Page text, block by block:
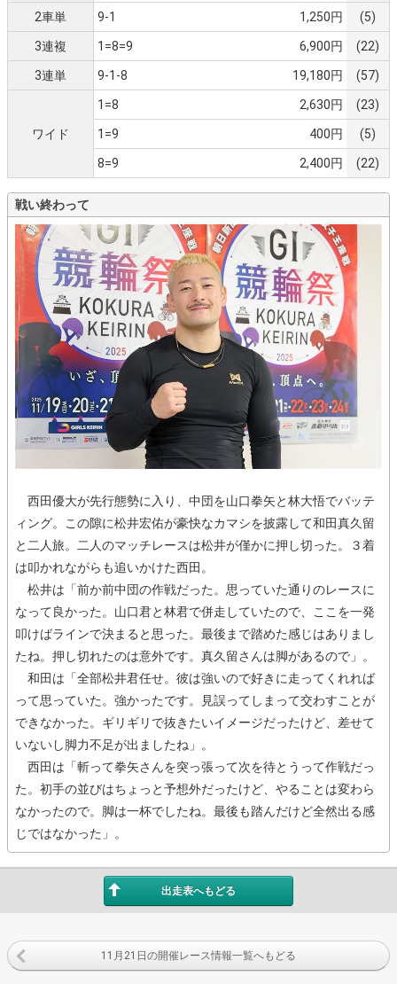
2車単 9-1 1,250円 (5)
3連複 1=8=9 6,900円 (22)
3連単 9-1-8 19,180円 (57)
ワイド
1=8 2,630円 (23)
1=9 400円 (5)
8=9 2,400円 (22)
戦い終わって
西田優大が先行態勢に入り、中団を山口拳矢と林大悟でバッテ
ィング。この隙に松井宏佑が豪快なカマシを披露して和田真久留
と二人旅。二人のマッチレースは松井が僅かに押し切った。３着
は叩かれながらも追いかけた西田。
松井は「前か前中団の作戦だった。思っていた通りのレースに
なって良かった。山口君と林君で併走していたので、ここを一発
叩けばラインで決まると思った。最後まで踏めた感じはありまし
たね。押し切れたのは意外です。真久留さんは脚があるので」。
和田は「全部松井君任せ。彼は強いので好きに走ってくれれば
って思っていた。強かったです。見誤ってしまって交わすことが
できなかった。ギリギリで抜きたいイメージだったけど、差せて
いないし脚力不足が出ましたね」。
西田は「斬って拳矢さんを突っ張って次を待とうって作戦だっ
た。初手の並びはちょっと予想外だったけど、やることは変わら
なかったので。脚は一杯でしたね。最後も踏んだけど全然出る感
じではなかった」。
出走表へもどる
11月21日の開催レース情報一覧へもどる